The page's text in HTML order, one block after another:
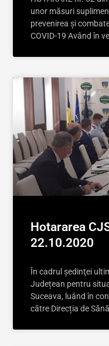
unor măsuri
prevenirea și
COVID-19 Având în
Hotararea
22.10.2020
În cadrul şedinţei
Județean pentru
Suceava, luând în
către Direcția de